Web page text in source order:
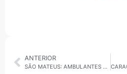
ANTERIOR
SÃO MATEUS: AMBULANTES COBRAM E CONSEGUEM RESPOSTA